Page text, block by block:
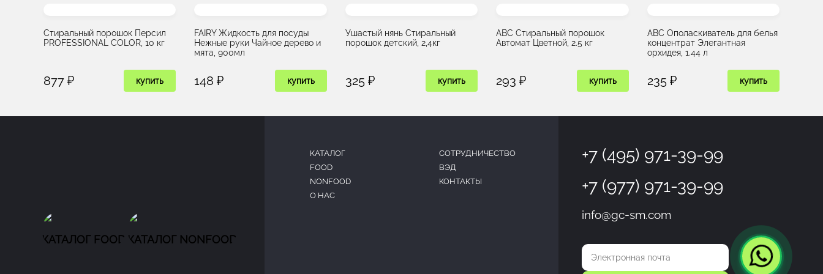
Стиральный порошок Персил
PROFESSIONAL COLOR, 10 кг
877 ₽ купить
FAIRY Жидкость для посуды
Нежные руки Чайное дерево и
мята, 900мл
148 ₽ купить
Ушастый нянь Стиральный
порошок детский, 2,4кг
325 ₽ купить
ABC Стиральный порошок
Автомат Цветной, 2.5 кг
293 ₽ купить
ABC Ополаскиватель для белья
концентрат Элегантная
орхидея, 1.44 л
235 ₽ купить
КАТАЛОГ FOOD КАТАЛОГ NONFOOD
КАТАЛОГ
CОТРУДНИЧЕСТВО
FOOD
ВЭД
NONFOOD
КОНТАКТЫ
О НАС
+7 (495) 971-39-99
+7 (977) 971-39-99
info@gc-sm.com